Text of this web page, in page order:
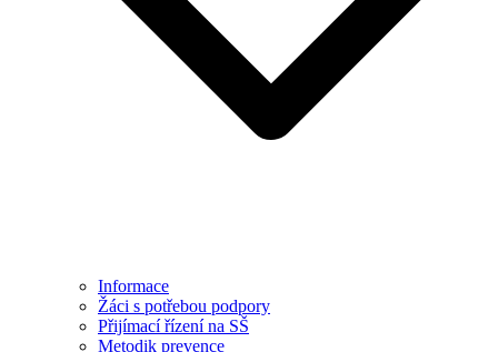
Informace
Žáci s potřebou podpory
Přijímací řízení na SŠ
Metodik prevence